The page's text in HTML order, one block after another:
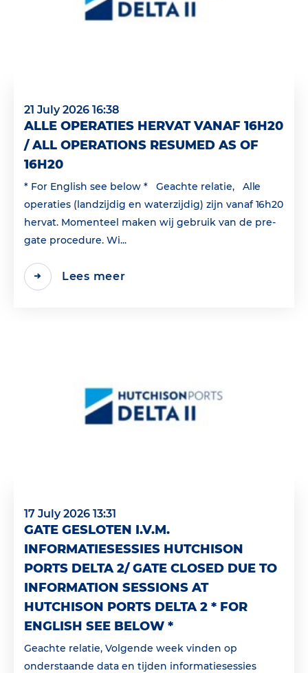
21 July 2026 16:38
ALLE OPERATIES HERVAT VANAF 16H20
/ ALL OPERATIONS RESUMED AS OF
16H20
* For English see below * Geachte relatie, Alle
operaties (landzijdig en waterzijdig) zijn vanaf 16h20
hervat. Momenteel maken wij gebruik van de pre-
gate procedure. Wi...
Lees meer
17 July 2026 13:31
GATE GESLOTEN I.V.M.
INFORMATIESESSIES HUTCHISON
PORTS DELTA 2/ GATE CLOSED DUE TO
INFORMATION SESSIONS AT
HUTCHISON PORTS DELTA 2 * FOR
ENGLISH SEE BELOW *
Geachte relatie, Volgende week vinden op
onderstaande data en tijden informatiesessies